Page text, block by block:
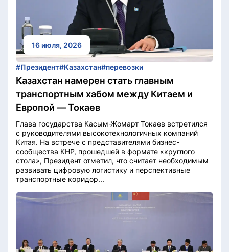
16 июля, 2026
#Президент#Казахстан#перевозки
Казахстан намерен стать главным
транспортным хабом между Китаем и
Европой — Токаев
Глава государства Касым-Жомарт Токаев встретился
с руководителями высокотехнологичных компаний
Китая. На встрече с представителями бизнес-
сообщества КНР, прошедшей в формате «круглого
стола», Президент отметил, что считает необходимым
развивать цифровую логистику и перспективные
транспортные коридор...